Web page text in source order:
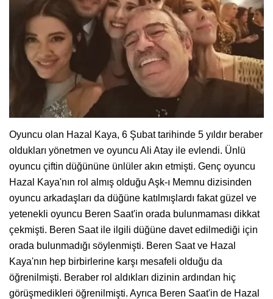
Oyuncu olan Hazal Kaya, 6 Şubat tarihinde 5 yıldır beraber
oldukları yönetmen ve oyuncu Ali Atay ile evlendi. Ünlü
oyuncu çiftin düğününe ünlüler akın etmişti. Genç oyuncu
Hazal Kaya'nın rol almış olduğu Aşk-ı Memnu dizisinden
oyuncu arkadaşları da düğüne katılmışlardı fakat güzel ve
yetenekli oyuncu Beren Saat'in orada bulunmaması dikkat
çekmişti. Beren Saat ile ilgili düğüne davet edilmediği için
orada bulunmadığı söylenmişti. Beren Saat ve Hazal
Kaya'nın hep birbirlerine karşı mesafeli olduğu da
öğrenilmişti. Beraber rol aldıkları dizinin ardından hiç
görüşmedikleri öğrenilmişti. Ayrıca Beren Saat'in de Hazal